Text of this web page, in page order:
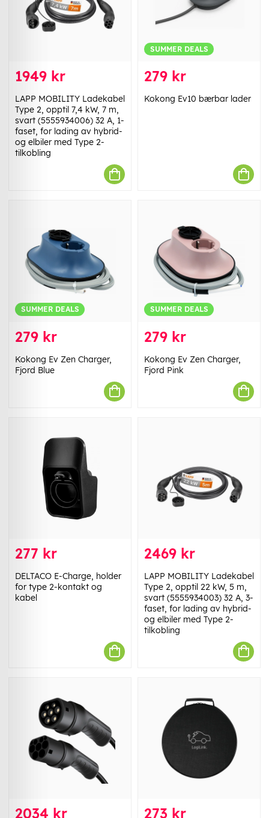
1949 kr
LAPP MOBILITY Ladekabel
Type 2, opptil 7,4 kW, 7 m,
svart (5555934006) 32 A, 1-
faset, for lading av hybrid-
og elbiler med Type 2-
tilkobling
SUMMER DEALS
279 kr
Kokong Ev10 bærbar lader
SUMMER DEALS
279 kr
Kokong Ev Zen Charger,
Fjord Blue
SUMMER DEALS
279 kr
Kokong Ev Zen Charger,
Fjord Pink
277 kr
DELTACO E-Charge, holder
for type 2-kontakt og
kabel
2469 kr
LAPP MOBILITY Ladekabel
Type 2, opptil 22 kW, 5 m,
svart (5555934003) 32 A, 3-
faset, for lading av hybrid-
og elbiler med Type 2-
tilkobling
2034 kr 273 kr